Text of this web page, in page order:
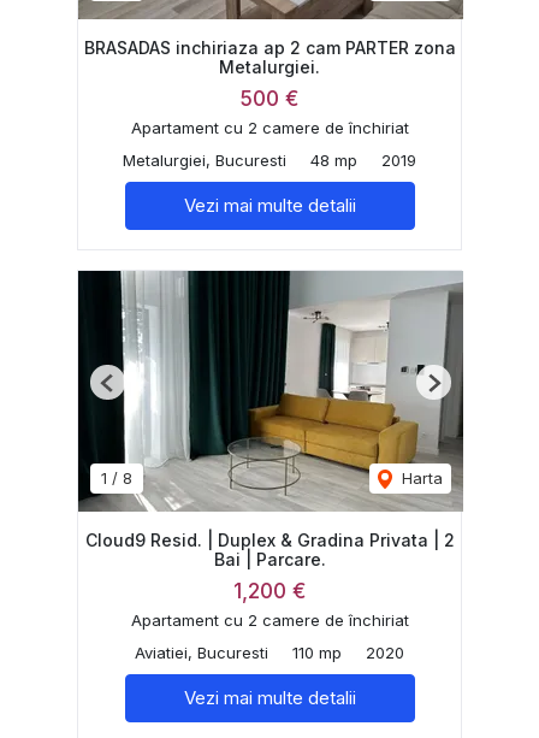
BRASADAS inchiriaza ap 2 cam PARTER zona
Metalurgiei.
500 €
Apartament cu 2 camere de închiriat
Metalurgiei, Bucuresti
48 mp 2019
Vezi mai multe detalii
1 / 8 Harta
Previous Next
Cloud9 Resid. | Duplex & Gradina Privata | 2
Bai | Parcare.
1,200 €
Apartament cu 2 camere de închiriat
Aviatiei, Bucuresti
110 mp 2020
Vezi mai multe detalii